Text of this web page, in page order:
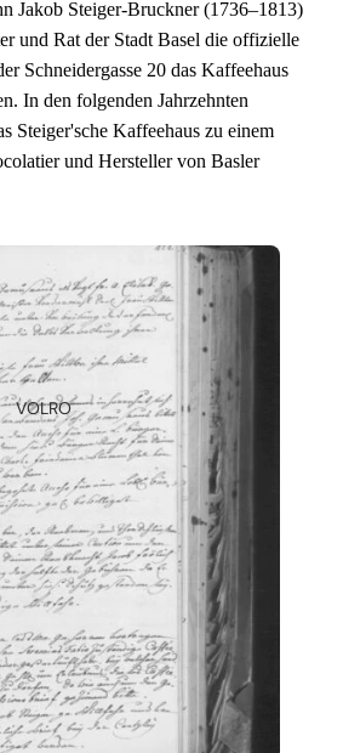
VOLRO
Jakob Steiger-Bruckner (1736–1813)
und Rat der Stadt Basel die offizielle
Schneidergasse 20 das Kaffeehaus
In den folgenden Jahrzehnten
Steiger'sche Kaffeehaus zu einem
und Hersteller von Basler